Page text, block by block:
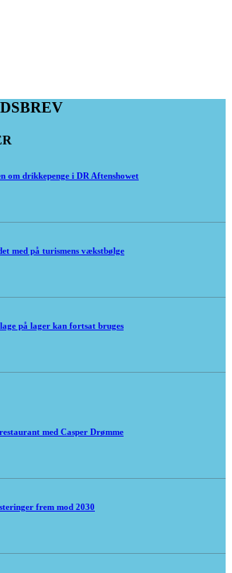
om drikkepenge i DR Aftenshowet
med på turismens vækstbølge
på lager kan fortsat bruges
med Casper Drømme
frem mod 2030